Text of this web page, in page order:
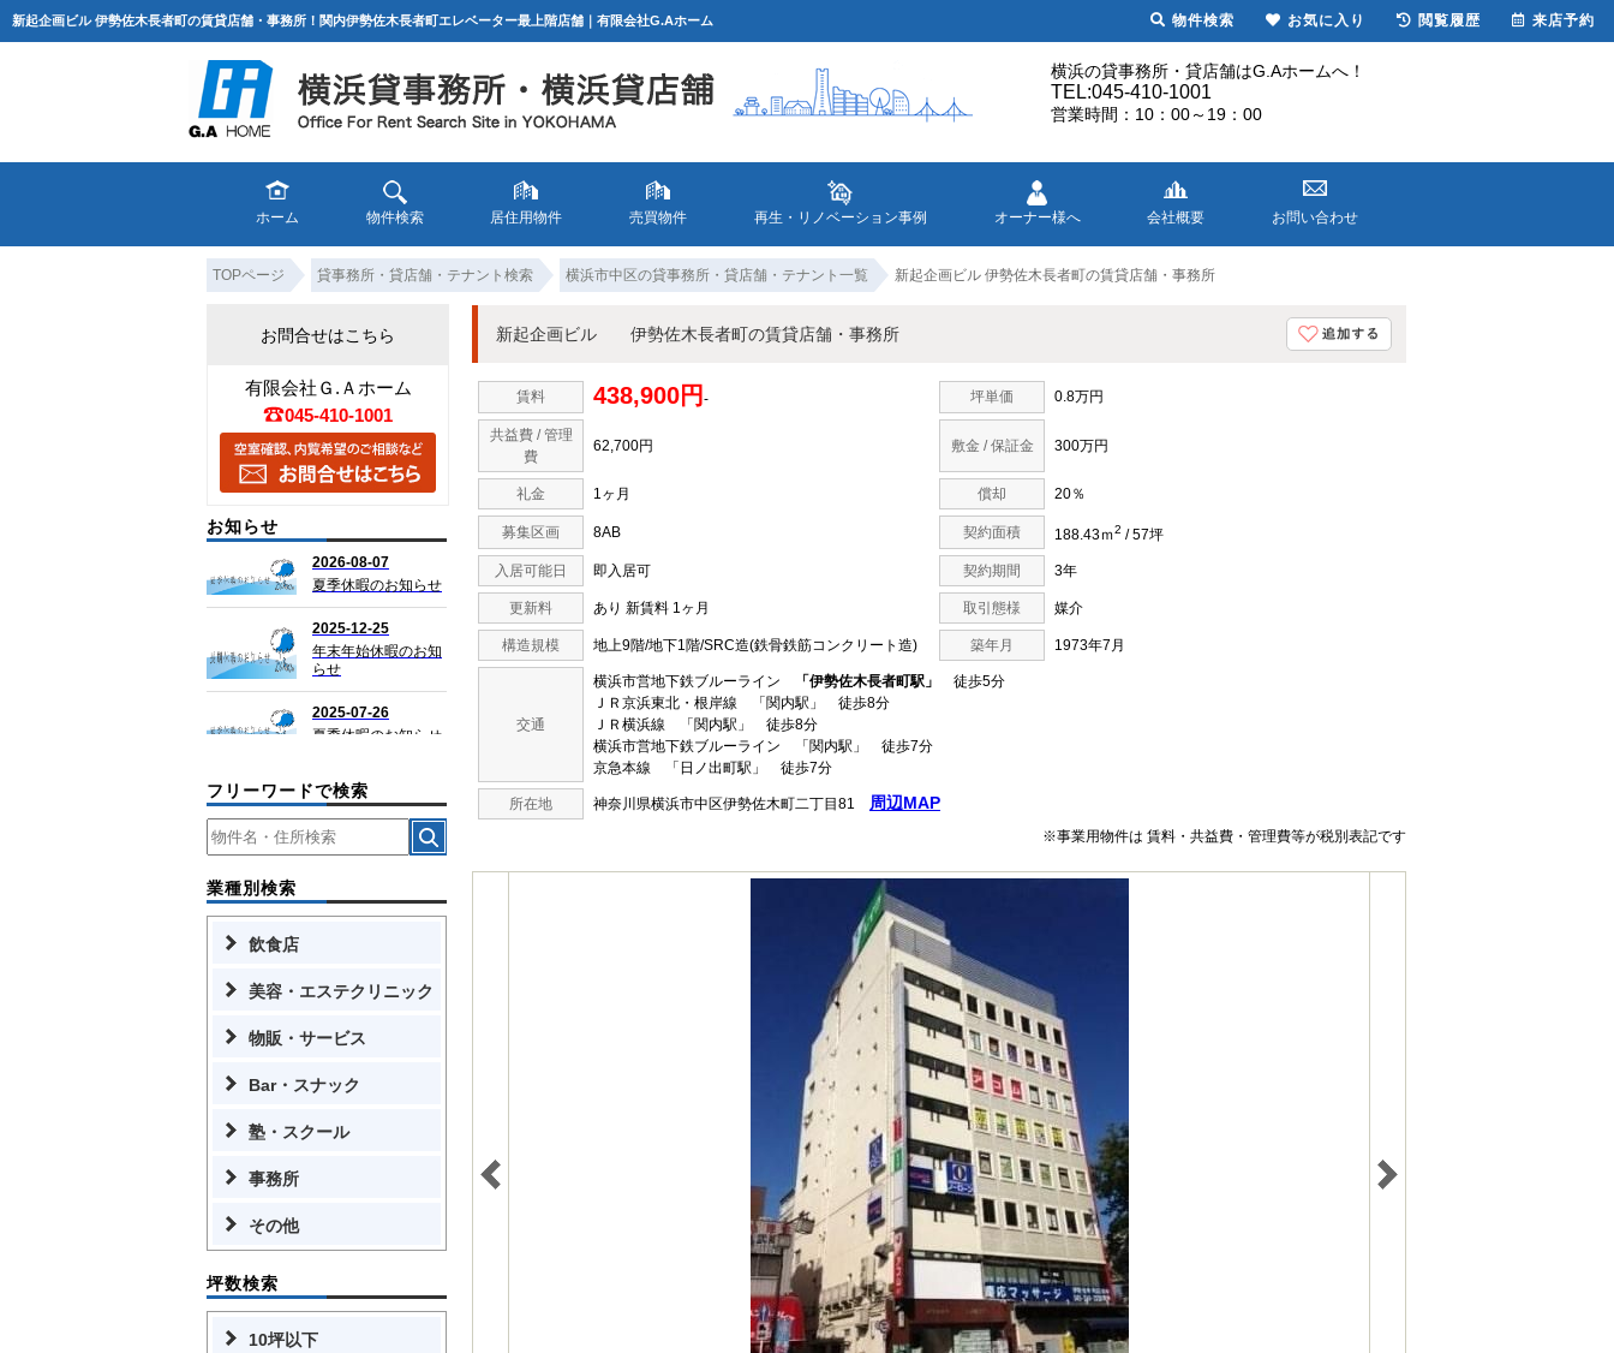
新起企画ビル 伊勢佐木長者町の賃貸店舗・事務所！関内伊勢佐木長者町エレベーター最上階店舗｜有限会社G.Aホーム
横浜の貸事務所・貸店舗はG.Aホームへ！
TEL:045-410-1001
営業時間：10：00～19：00
ホーム 物件検索 居住用物件 売買物件 再生・リノベーション事例 オーナー様へ 会社概要 お問い合わせ
TOPページ 貸事務所・貸店舗・テナント検索 横浜市中区の貸事務所・貸店舗・テナント一覧 新起企画ビル 伊勢佐木長者町の賃貸店舗・事務所
新起企画ビル 伊勢佐木長者町の賃貸店舗・事務所
賃料 438,900円 - 坪単価 0.8万円
共益費 / 管理
費
62,700円 敷金 / 保証金 300万円
礼金 1ヶ月 償却 20％
募集区画 8AB 契約面積 188.43ｍ2 / 57坪
入居可能日 即入居可 契約期間 3年
更新料 あり 新賃料 1ヶ月 取引態様 媒介
構造規模 地上9階/地下1階/SRC造(鉄骨鉄筋コンクリート造) 築年月 1973年7月
交通
横浜市営地下鉄ブルーライン 「伊勢佐木長者町駅」
徒歩5分
ＪＲ京浜東北・根岸線 「関内駅」 徒歩8分
ＪＲ横浜線 「関内駅」 徒歩8分
横浜市営地下鉄ブルーライン 「関内駅」 徒歩7分
京急本線 「日ノ出町駅」 徒歩7分
所在地 神奈川県横浜市中区伊勢佐木町二丁目81 周辺MAP
※事業用物件は 賃料・共益費・管理費等が税別表記です
お問合せはこちら
有限会社Ｇ.Ａホーム
045-410-1001
お知らせ
フリーワードで検索
業種別検索
飲食店
美容・エステクリニック
物販・サービス
Bar・スナック
塾・スクール
事務所
その他
坪数検索
10坪以下
物件検索 お気に入り 閲覧履歴 来店予約